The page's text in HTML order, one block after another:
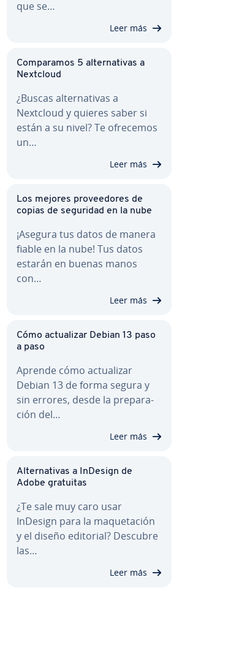
que se…
Leer más
Co­m­pa­ra­mos 5 al­te­r­na­ti­vas a
Nextcloud
¿Buscas al­te­r­na­ti­vas a
Nextcloud y quieres saber si
están a su nivel? Te ofrecemos
un…
Leer más
Los mejores pro­vee­do­res de
copias de seguridad en la nube
¡Asegura tus datos de manera
fiable en la nube! Tus datos
estarán en buenas manos
con…
Leer más
Cómo ac­tua­li­zar Debian 13 paso
a paso
Aprende cómo ac­tua­li­zar
Debian 13 de forma segura y
sin errores, desde la pre­pa­ra­
ción del…
Leer más
Al­te­r­na­ti­vas a InDesign de
Adobe gratuitas
¿Te sale muy caro usar
InDesign para la ma­que­ta­ción
y el diseño editorial? Descubre
las…
Leer más